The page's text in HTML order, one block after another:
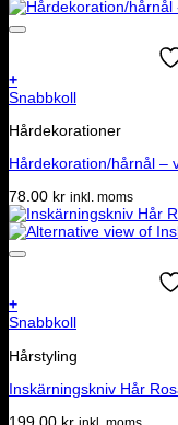
+
Snabbkoll
Hårdekorationer
Hårdekoration/hårnål –
78.00 kr inkl. moms
+
Snabbkoll
Hårstyling
Inskärningskniv Hår